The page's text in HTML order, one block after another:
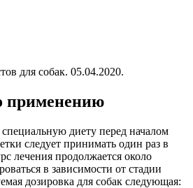
для собак. 05.04.2020.
применению
специальную диету перед началом
следует принимать один раз в
лечения продолжается около
в зависимости от стадии
дозировка для собак следующая: